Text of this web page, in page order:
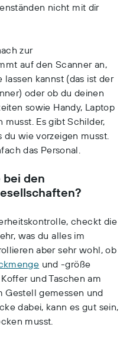
nicht mit dir
zur
auf den Scanner an,
lassen kannst (das ist der
oder ob du deinen
sowie Handy, Laptop
musst. Es gibt Schilder,
du wie vorzeigen musst.
das Personal.
den
checkt die
was du alles im
aber sehr wohl, ob
und -größe
und Taschen am
Gestell gemessen und
dabei, kann es gut sein,
musst.